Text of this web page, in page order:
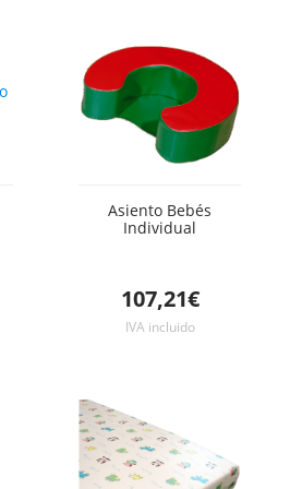
Asiento Bebés
Individual
107,21€
IVA incluido